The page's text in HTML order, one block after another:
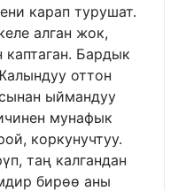
карап турушат.
алган жок,
Бардык
оттон
ыймандуу
мунафык
коркунучтуу.
таң калгандан
бирөө аны